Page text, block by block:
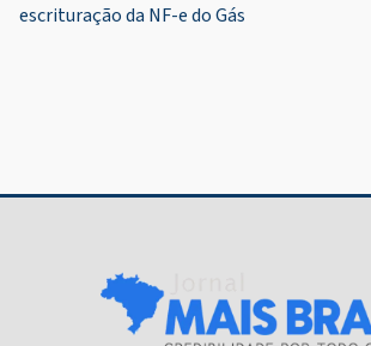
Post
escrituração da NF-e do Gás